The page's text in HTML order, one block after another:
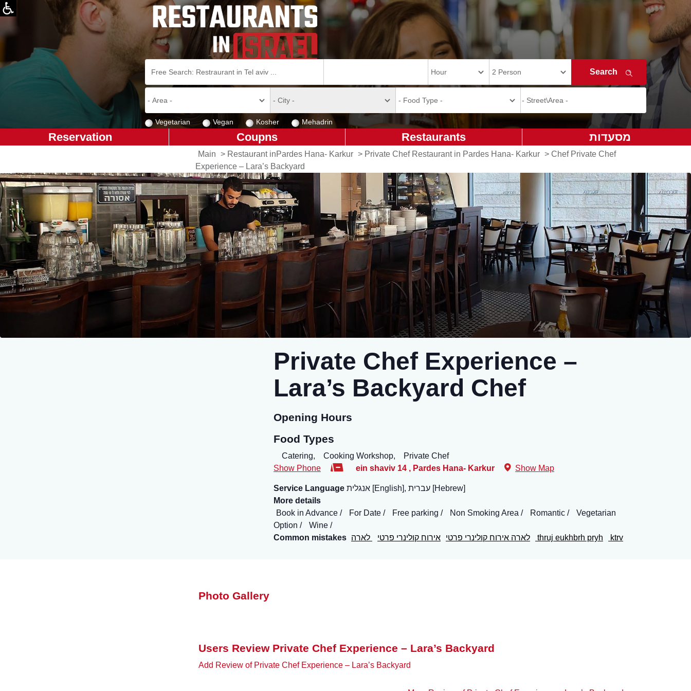
Vegetarian Vegan Kosher Mehadrin
מסעדות Restaurants
Coupns
Reservation
Main > Restaurant inPardes Hana- Karkur > Private Chef Restaurant in Pardes Hana- Karkur > Chef Private Chef
Experience – Lara’s Backyard
Private Chef Experience –
Lara’s Backyard Chef
Opening Hours
Food Types
Catering, Cooking Workshop,
Private Chef
Show Phone
ein shaviv 14 , Pardes Hana- Karkur Show Map
Service Language
אנגלית [English], עברית [Hebrew]
More details
Book in Advance
For Date Free parking Non Smoking Area Romantic
Vegetarian
Option
Wine
Common mistakes
לארה אירוח קולינרי פרטי אירוח קולינרי פרטי לארה thruj eukhbrh pryh ktrv
Photo Gallery
Users Review Private Chef Experience – Lara’s Backyard
Add Review of Private Chef Experience – Lara’s Backyard